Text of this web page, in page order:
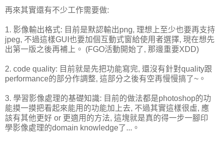
再來其實還有不少工作需要做:
1. 影像輸出格式: 目前是默認輸出png, 理想上至少也要再支持
jpeg, 不過這樣GUI也要加個互動式窗給使用者選擇, 現在想先
出第一版之後再補上。 (FGO活動開始了, 那邊重要XDD)
2. code quality: 目前就是先把功能寫完, 還沒有針對quality跟
performance的部分作調整, 這部分之後有空再慢慢搞了~。
3. 學習影像處理的基礎知識: 目前的做法都是photoshop的功
能摸一摸把看起來能用的功能加上去, 不過其實這樣很虛, 應
該有其他更好 or 更適用的方法, 這塊就是真的得一步一腳印
學影像處理的domain knowledge了...。